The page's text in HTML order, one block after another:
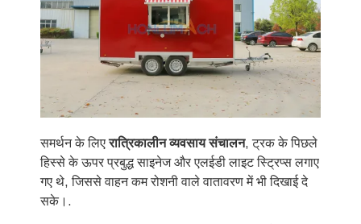
समर्थन के लिएरात्रिकालीन व्यवसाय संचालन, ट्रक के पिछले
हिस्से के ऊपर प्रबुद्ध साइनेज और एलईडी लाइट स्ट्रिप्स लगाए
गए थे, जिससे वाहन कम रोशनी वाले वातावरण में भी दिखाई दे
सके।.